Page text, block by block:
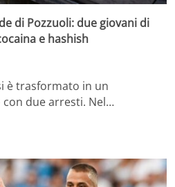
di Pozzuoli: due giovani di
e hashish
è trasformato in un
due arresti. Nel…